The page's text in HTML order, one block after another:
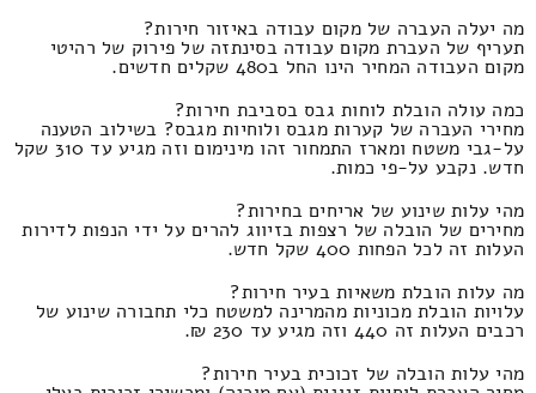
מה יעלה העברה של מקום עבודה באיזור חירות?
תעריף של העברת מקום עבודה בסינתזה של פירוק של רהיטי
מקום העבודה המחיר הינו החל ב480 שקלים חדשים.
כמה עולה הובלת לוחות גבס בסביבת חירות?
מחירי העברה של קערות מגבס ולוחיות מגבס? בשילוב הטענה
על-גבי משטח ומארז התמחור זהו מינימום וזה מגיע עד 310 שקל
חדש. נקבע על-פי כמות.
מהי עלות שינוע של אריחים בחירות?
מחירים של הובלה של רצפות בזיווג להרים על ידי הנפות לדירות
העלות זה לכל הפחות 400 שקל חדש.
מה עלות הובלת משאיות בעיר חירות?
עלויות הובלת מכוניות מהמרינה למשטח כלי תחבורה שינוע של
רכבים העלות זה 440 וזה מגיע עד 230 ₪.
מהי עלות הובלה של זכוכית בעיר חירות?